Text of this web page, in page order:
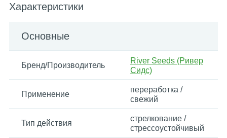
Характеристики
Основные
Бренд/Производитель
River Seeds (Ривер
Сидс)
Применение
переработка /
свежий
Тип действия
стрелкование /
стрессоустойчивый